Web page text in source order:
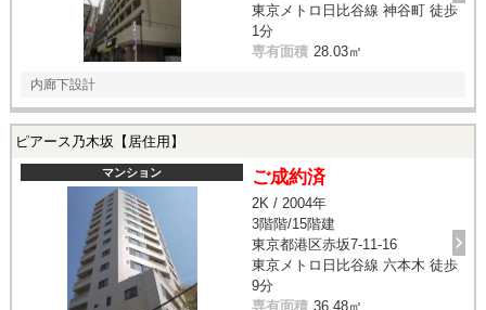
東京メトロ日比谷線 神谷町 徒歩
1分
専有面積 28.03㎡
内廊下設計
ピアース乃木坂【居住用】
マンション ご成約済
2K / 2004年
3階階/15階建
東京都港区赤坂7-11-16
東京メトロ日比谷線 六本木 徒歩
9分
専有面積 36.48㎡